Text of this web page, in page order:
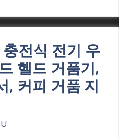
전식 전기 우
헬드 거품기,
, 커피 거품 지